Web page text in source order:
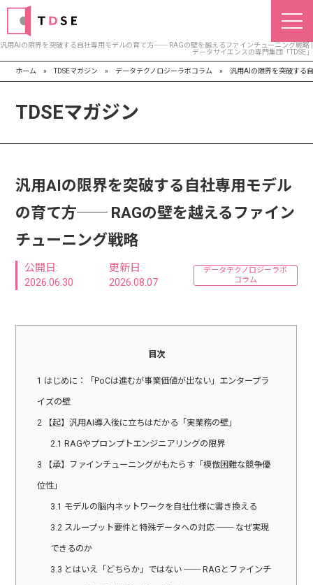
汎用AIの限界を突破する自社専用モデルの育て方── RAGの壁を越えるファインチューニング戦略 |
データサイエンスの専門集団「TDSE」
ホーム » TDSEマガジン » データテクノロジーラボコラム » 汎用AIの限界を突破する
TDSEマガジン
汎用AIの限界を突破する自社専用モデル
の育て方── RAGの壁を越えるファイン
チューニング戦略
公開日:
2026.06.30
更新日:
2026.08.07
データテクノロジーラボ
コラム
目次
1 はじめに：「PoCは進むが事業価値が出ない」エンタープラ
イズの壁
2 【起】汎用AI導入後に立ちはだかる「実業務の壁」
2.1 RAGやプロンプトエンジニアリングの限界
3 【承】ファインチューニングがもたらす「模倣困難な競争優
位性」
3.1 モデルの脳内ネットワークを自社仕様に書き換える
3.2スループット要件と特殊データへの対応 ── なぜ実現
できるのか
3.3 とはいえ「どちらか」ではない ── RAGとファインチ